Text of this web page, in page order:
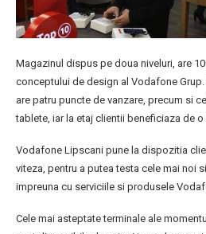
Magazinul dispus pe doua niveluri, are
conceptului de design al Vodafone
are patru puncte de vanzare, precum si
tablete, iar la etaj clientii beneficiaza de o
Vodafone Lipscani pune la dispozitia
viteza, pentru a putea testa cele mai noi
impreuna cu serviciile si produsele
Cele mai asteptate terminale ale